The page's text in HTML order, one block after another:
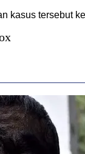
kasus tersebut